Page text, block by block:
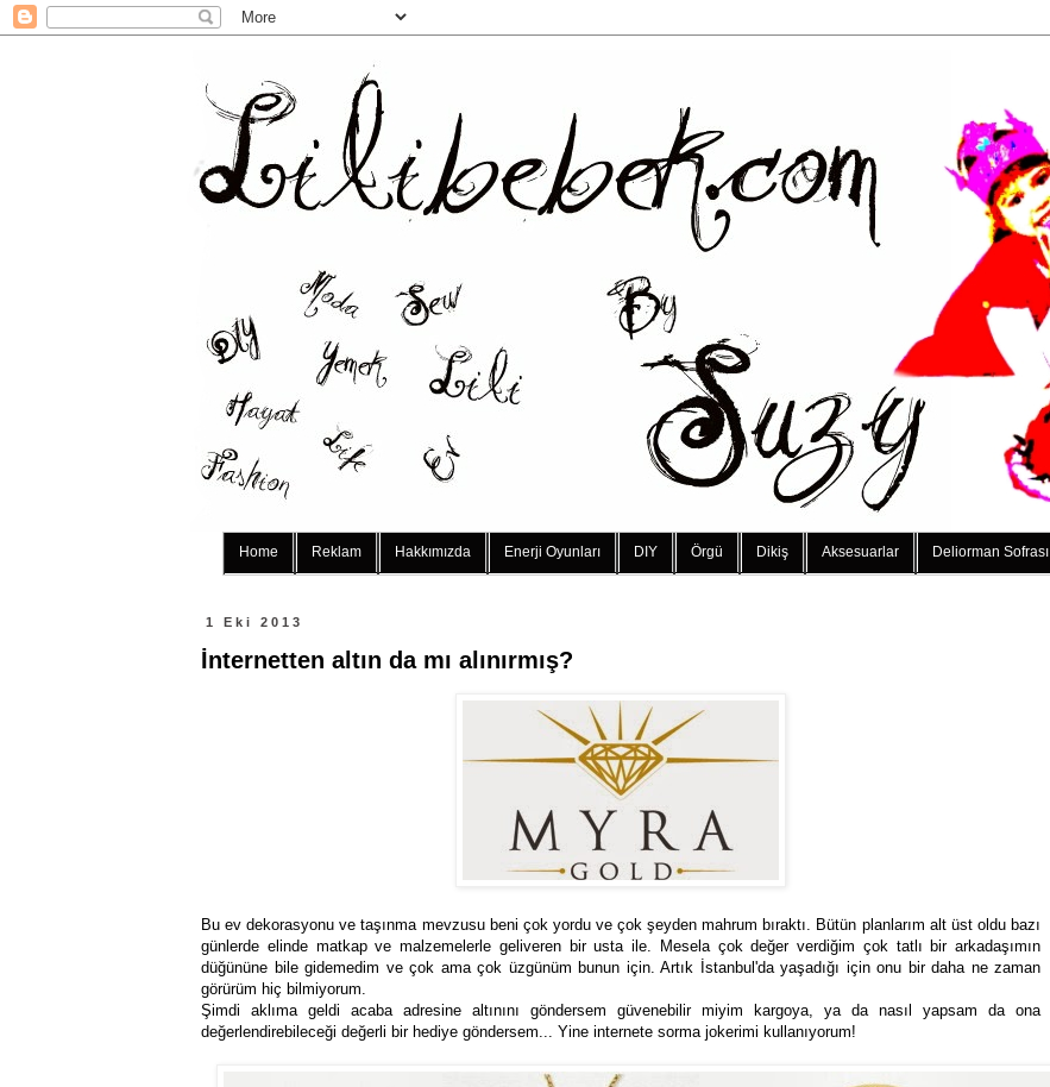
Home Reklam Hakkımızda Enerji Oyunları DIY Örgü Dikiş Aksesuarlar Deliorman Sofrası
1 Eki 2013
İnternetten altın da mı alınırmış?
Bu ev dekorasyonu ve taşınma mevzusu beni çok yordu ve çok şeyden mahrum bıraktı. Bütün planlarım alt üst oldu bazı
günlerde elinde matkap ve malzemelerle geliveren bir usta ile. Mesela çok değer verdiğim çok tatlı bir arkadaşımın
düğününe bile gidemedim ve çok ama çok üzgünüm bunun için. Artık İstanbul'da yaşadığı için onu bir daha ne zaman
görürüm hiç bilmiyorum.
Şimdi aklıma geldi acaba adresine altınını göndersem güvenebilir miyim kargoya, ya da nasıl yapsam da ona
değerlendirebileceği değerli bir hediye göndersem... Yine internete sorma jokerimi kullanıyorum!